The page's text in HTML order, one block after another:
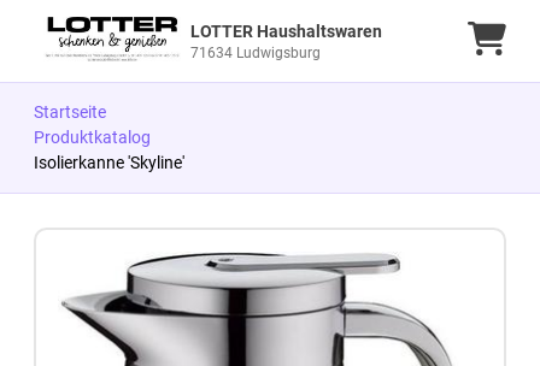
LOTTER Haushaltswaren
71634 Ludwigsburg
Startseite
Produktkatalog
Isolierkanne 'Skyline'